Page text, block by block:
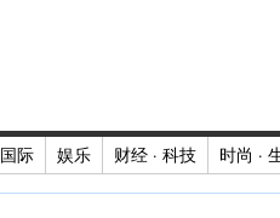
国际 娱乐 财经 · 科技 时尚 ·